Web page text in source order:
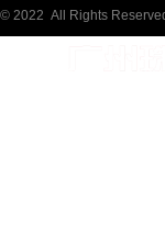
© 2022 All Rights